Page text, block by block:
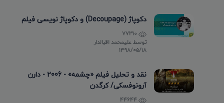
دکوپاژ (Decoupage) و دکوپاژ نویسی فیلم
توسطعلیمحمد اقبالدار
۱۳۹۸/۰۵/۱۸
نقد و تحلیل فیلم «چشمه» - 2006 - دارن
آرونوفسکی/ کرگدن